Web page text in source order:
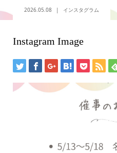
2026.05.08 インスタグラム
Instagram Image